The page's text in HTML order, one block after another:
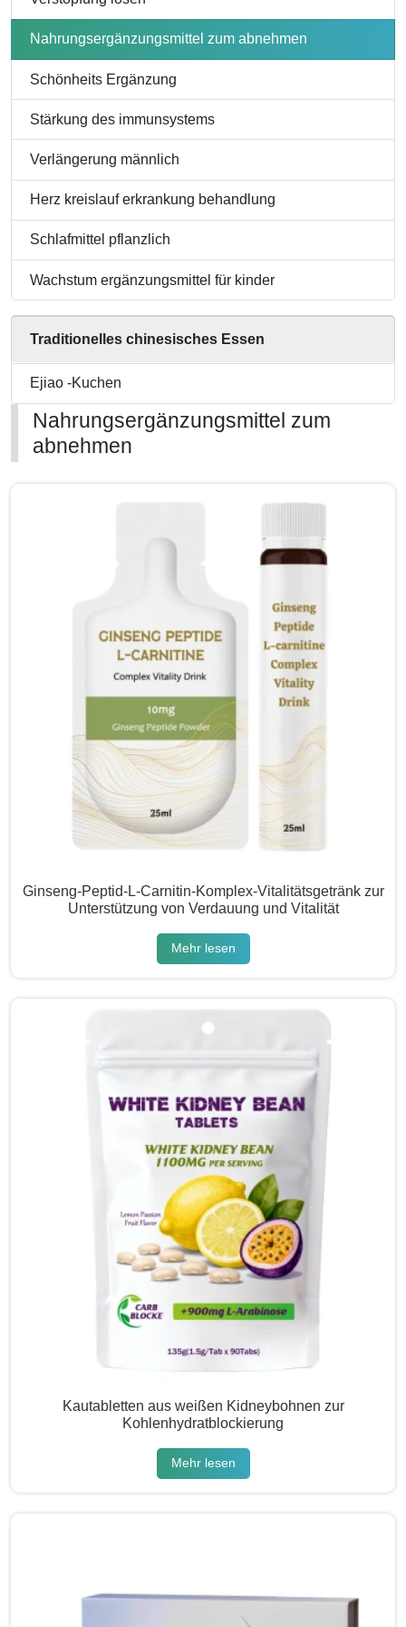
Nahrungsergänzungsmittel zum abnehmen
Schönheits Ergänzung
Stärkung des immunsystems
Verlängerung männlich
Herz kreislauf erkrankung behandlung
Schlafmittel pflanzlich
Wachstum ergänzungsmittel für kinder
Traditionelles chinesisches Essen
Ejiao -Kuchen
Nahrungsergänzungsmittel zum
abnehmen
Ginseng-Peptid-L-Carnitin-Komplex-Vitalitätsgetränk zur
Unterstützung von Verdauung und Vitalität
Mehr lesen
Kautabletten aus weißen Kidneybohnen zur
Kohlenhydratblockierung
Mehr lesen